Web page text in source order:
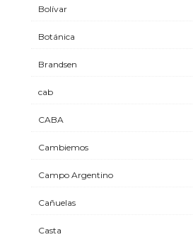
Bolívar
Botánica
Brandsen
cab
CABA
Cambiemos
Campo Argentino
Cañuelas
Casta